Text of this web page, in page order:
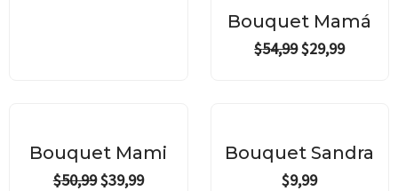
Bouquet Mamá
$54,99$29,99
Bouquet Mami
$50,99
was:
$50,99.
$39,99
is:
Bouquet Sandra
$9,99